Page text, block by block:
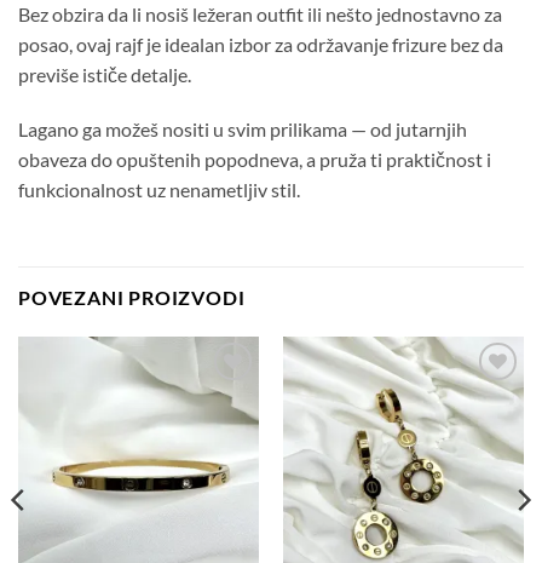
Bez obzira da li nosiš ležeran outfit ili nešto jednostavno za
posao, ovaj rajf je idealan izbor za održavanje frizure bez da
previše ističe detalje.
Lagano ga možeš nositi u svim prilikama — od jutarnjih
obaveza do opuštenih popodneva, a pruža ti praktičnost i
funkcionalnost uz nenametljiv stil.
POVEZANI PROIZVODI
Dodaj
listu
Dodaj
listu
želja